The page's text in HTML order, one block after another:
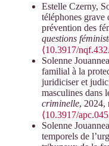
Estelle Czerny,
téléphones grave
prévention des
questions
⟨10.3917/
Solenne
familial à la
juridiciser et
masculines dans
criminelle, 2024,
⟨10.3917/
Solenne
temporels de